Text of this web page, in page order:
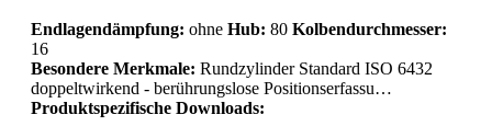
Endlagendämpfung: ohne Hub: 80 Kolbendurchmesser:
16
Besondere Merkmale: Rundzylinder Standard ISO 6432
doppeltwirkend - berührungslose Positionserfassu…
Produktspezifische Downloads: